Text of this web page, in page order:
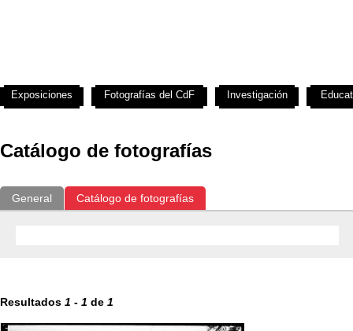
Catálogo de fotografías
General Catálogo de fotografías
Resultados 1 - 1 de 1
Exposiciones Fotografías del CdF Investigación